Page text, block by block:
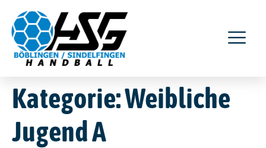
Kategorie:Weibliche
Jugend A